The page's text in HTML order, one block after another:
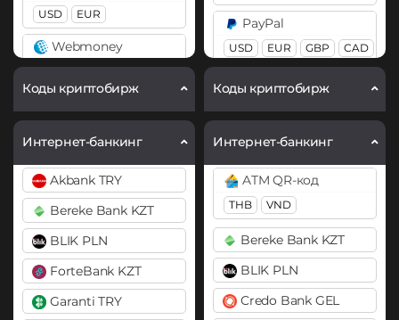
DAI
ERC20
DASH
Dogecoin (DOGE)
Polkadot (DOT)
DOT
Ethereum (ETH)
BEP20 ERC20
OP
ARB
USD EUR
Webmoney
WMZ WME WMU
Wise
Коды криптобирж
Интернет-банкинг
Akbank TRY
Bereke Bank KZT
BLIK PLN
ForteBank KZT
Garanti TRY
BEP20 ERC20
Compound (COMP)
DASH
Decentraland (MANA)
Dogecoin (DOGE)
DOGE
Polkadot (DOT)
PayPal
USD EUR GBP
CAD
AUD
PYUSD
Pix BRL
Revolut
EUR USD GBP
Skrill
USD EUR
Volet (AdvCash)
Коды криптобирж
Интернет-банкинг
ATM QR-код
THB VND
Bereke Bank KZT
BLIK PLN
Credo Bank GEL